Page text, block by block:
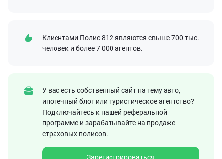
Клиентами Полис 812 являются свыше 700 тыс.
человек и более7 000 агентов.
У вас есть собственный сайт на тему авто,
ипотечный блог или туристическое агентство?
Подключайтесь к нашей реферальной
программе и зарабатывайте на продаже
страховых полисов.
Зарегистрироваться